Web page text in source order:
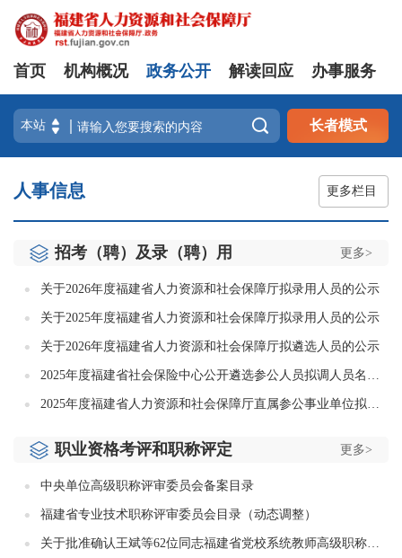
首页 机构概况 政务公开 解读回应 办事服务
 长者模式
人事信息 更多栏目
更多>
招考（聘）及录（聘）用
关于2026年度福建省人力资源和社会保障厅拟录用人员的公示
关于2025年度福建省人力资源和社会保障厅拟录用人员的公示
关于2026年度福建省人力资源和社会保障厅拟遴选人员的公示
2025年度福建省社会保险中心公开遴选参公人员拟调人员名单公示
2025年度福建省人力资源和社会保障厅直属参公事业单位拟录用人员名单公示
更多>
职业资格考评和职称评定
中央单位高级职称评审委员会备案目录
福建省专业技术职称评审委员会目录（动态调整）
关于批准确认王斌等62位同志福建省党校系统教师高级职称的通知